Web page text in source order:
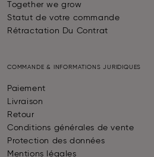
Together we grow
Statut de votre commande
Rétractation Du Contrat
COMMANDE & INFORMATIONS JURIDIQUES
Paiement
Livraison
Retour
Conditions générales de vente
Protection des données
Mentions légales